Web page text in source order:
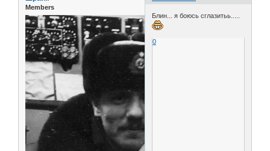
Members
Блин... я боюсь сглазитьь.....
0